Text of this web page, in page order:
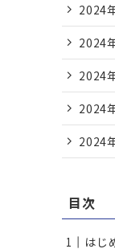
2024
2024
2024
2024
2024
目次
はじ